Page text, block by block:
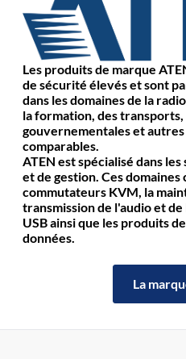
Les produits de marque
de sécurité élevés et sont
dans les domaines de la
la formation, des
gouvernementales et
comparables.
ATEN est spécialisé dans
et de gestion. Ces
commutateurs KVM, la
transmission de l'audio et
USB ainsi que les produits
données.
La